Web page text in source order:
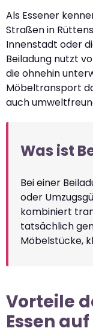
Als Essener
Straßen in
Innenstadt oder
Beiladung nutzt
die ohnehin
Möbeltransport
auch
Was ist
Bei einer
oder
kombiniert
tatsächlich
Möbelstücke,
Vorteile
Essen